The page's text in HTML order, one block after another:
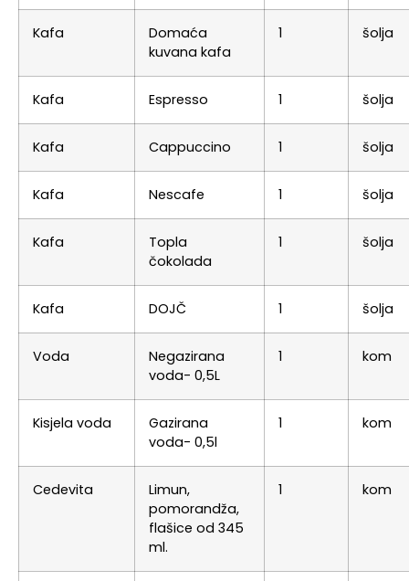
Kafa
Domaća
kuvana kafa
1 šolja
Kafa Espresso 1 šolja
Kafa Cappuccino 1 šolja
Kafa Nescafe 1 šolja
Kafa
Topla
čokolada
1 šolja
Kafa DOJČ 1 šolja
Voda
Negazirana
voda- 0,5L
1 kom
Kisjela voda
Gazirana
voda- 0,5l
1 kom
Cedevita
Limun,
pomorandža,
flašice od 345
ml.
1 kom